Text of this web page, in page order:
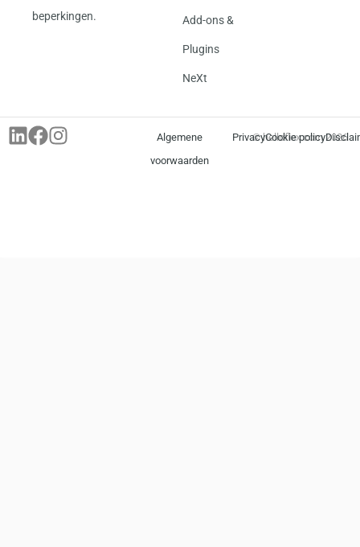
beperkingen.
Add-ons &
Plugins
NeXt
© helloflex.com 2026
Algemene
voorwaarden
PrivacyCookie policy